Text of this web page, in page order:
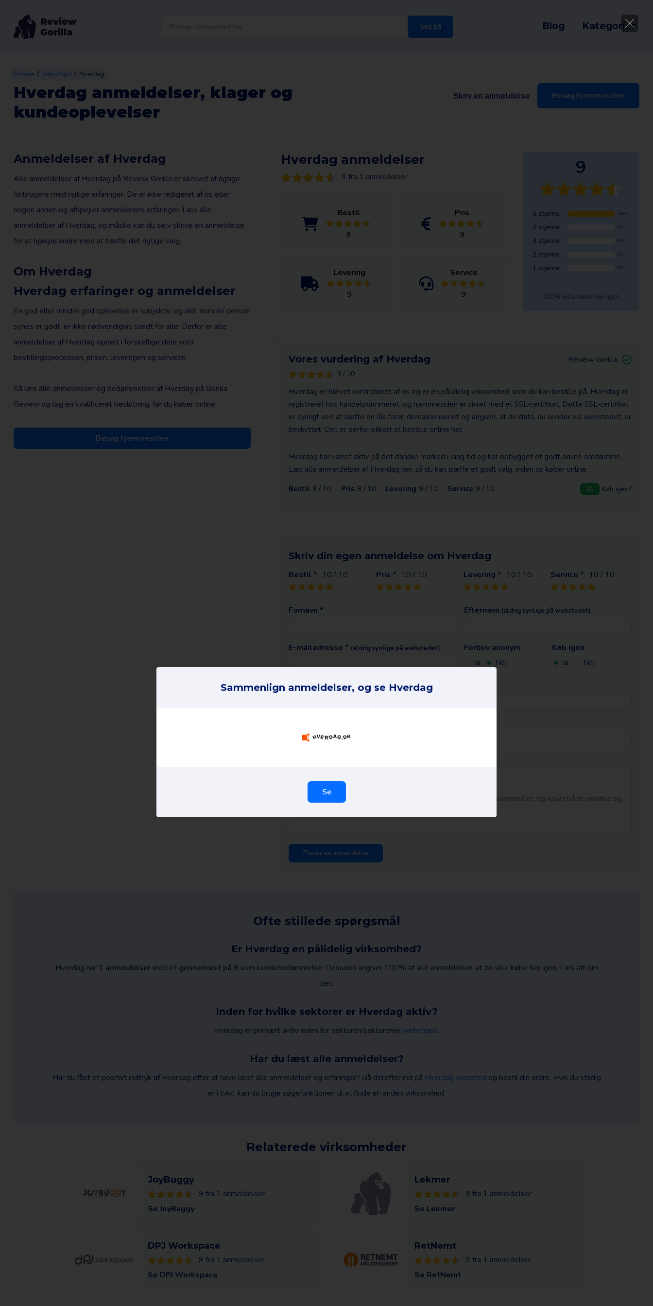
Søg på Blog Kategorier
Forside / Webshops / Hverdag
Hverdag anmeldelser, klager og
kundeoplevelser
Besøg hjemmesiden
Skriv en anmeldelse
Anmeldelser af Hverdag
Alle anmeldelser af Hverdag på Review Gorilla er skrevet af rigtige
forbrugere med rigtige erfaringer. De er ikke redigeret af os eller
nogen anden og afspejler anmelderens erfaringer. Læs alle
anmeldelser af Hverdag, og måske kan du selv skrive en anmeldelse
for at hjælpe andre med at træffe det rigtige valg.
Om Hverdag
Hverdag erfaringer og anmeldelser
En god eller mindre god oplevelse er subjektiv, og det, som én person
synes er godt, er ikke nødvendigvis sandt for alle. Derfor er alle
anmeldelser af Hverdag opdelt i forskellige dele som:
bestillingsprocessen, prisen, leveringen og servicen.
Så læs alle anmeldelser og bedømmelser af Hverdag på Gorilla
Review og tag en kvalificeret beslutning, før du køber online.
Besøg hjemmesiden
Hverdag anmeldelser
9 fra 1 anmeldelser
Bestil
9
Pris
9
Levering
9
Service
9
9
5 stjerne 100%
4 stjerne 0%
3 stjerne 0%
2 stjerne 0%
1 stjerne 0%
100% ville købe her igen
Vores vurdering af Hverdag
9 / 10
Review Gorilla
Hverdag er blevet kontrolleret af os og er en pålidelig virksomhed, som du kan bestille på. Hverdag er
registreret hos handelskammeret, og hjemmesiden er sikret med et SSL-certifikat. Dette SSL-certifikat
er synligt ved at sætte en lås foran domænenavnet og angiver, at de data, du sender via webstedet, er
beskyttet. Det er derfor sikkert at bestille online her.
Hverdag har været aktiv på det danske marked i lang tid og har opbygget et godt online omdømme.
Læs alle anmeldelser af Hverdag her, så du kan træffe et godt valg, inden du køber online.
Bestil 9 / 10 Pris 9 / 10 Levering 9 / 10 Service 9 / 10 Ja Køb igen?
Skriv din egen anmeldelse om Hverdag
Bestil * 10 / 10 Pris * 10 / 10 Levering * 10 / 10 Service * 10 / 10
Fornavn * Efternavn (aldrig synlige på webstedet)
E-mailadresse * (aldrig synlige på webstedet)
Forbliv anonym
Ja
Nej
Køb igen
Ja
Nej
Din anmeldelse i 1 sætning *
Ofte stillede spørgsmål
Er Hverdag en pålidelig virksomhed?
Hverdag har 1 anmeldelsermed et gennemsnit på 9 som kundebedømmelse. Desuden angiver 100% af alle anmeldelser, at de ville købe her igen. Læs alt om
det.
Inden for hvilke sektorer er Hverdag aktiv?
Hverdag er primært aktiv inden for sektoren/sektorerne webshops.
Har du læst alle anmeldelser?
Har du fået et positivt indtryk af Hverdag efter at have læst alle anmeldelser og erfaringer? Gå derefter ind på Hverdag websted og bestil din ordre. Hvis du stadig
er i tvivl, kan du bruge søgefunktionen til at finde en anden virksomhed.
Relaterede virksomheder
JoyBuggy
9 fra 1 anmeldelser
Se JoyBuggy
Lekmer
9 fra 1 anmeldelser
Se Lekmer
DPJ Workspace
9 fra 1 anmeldelser
Se DPJ Workspace
RetNemt
9 fra 1 anmeldelser
Se RetNemt
Sammenlign anmeldelser, og se Hverdag
Se